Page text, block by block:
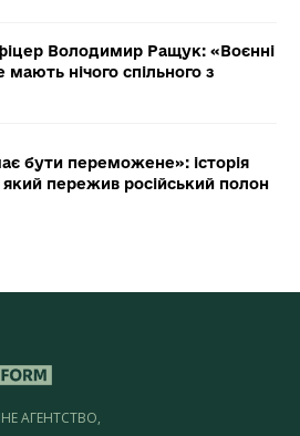
Володимир Ращук: «Воєнні
нічого спільного з
бути переможене»: історія
який пережив російський полон
АГЕНТСТВО,